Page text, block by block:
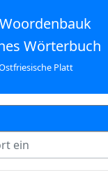
Wörterbuch
Platt